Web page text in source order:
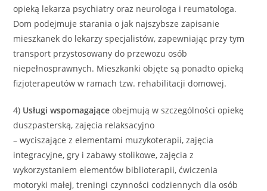
opieką lekarza psychiatry oraz neurologa i reumatologa.
Dom podejmuje starania o jak najszybsze zapisanie
mieszkanek do lekarzy specjalistów, zapewniając przy tym
transport przystosowany do przewozu osób
niepełnosprawnych. Mieszkanki objęte są ponadto opieką
fizjoterapeutów w ramach tzw. rehabilitacji domowej.
4) Usługi wspomagające obejmują w szczególności opiekę
duszpasterską, zajęcia relaksacyjno
– wyciszające z elementami muzykoterapii, zajęcia
integracyjne, gry i zabawy stolikowe, zajęcia z
wykorzystaniem elementów biblioterapii, ćwiczenia
motoryki małej, treningi czynności codziennych dla osób